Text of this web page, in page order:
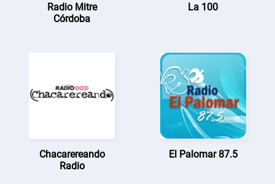
Radio Mitre
Córdoba
La 100
Chacarereando
Radio
El Palomar 87.5